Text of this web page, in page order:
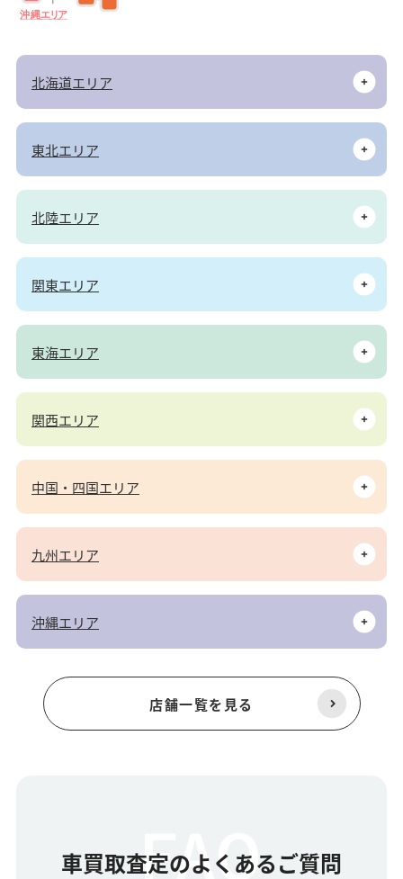
沖縄エリア
北海道エリア
東北エリア
北陸エリア
関東エリア
東海エリア
関西エリア
中国・四国エリア
九州エリア
沖縄エリア
店舗一覧を見る
車買取査定のよくあるご質問